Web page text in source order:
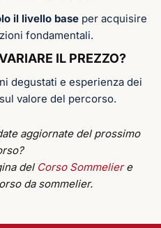
il livello base per acquisire
fondamentali.
IL PREZZO?
degustati e esperienza dei
valore del percorso.
aggiornate del prossimo
del Corso Sommeliere
da sommelier.